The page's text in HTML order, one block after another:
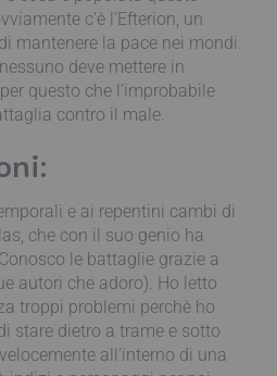
c’è l’Efterion, un
mantenere la pace nei mondi.
deve mettere in
questo che l’improbabile
contro il male.
e ai repentini cambi di
che con il suo genio ha
le battaglie grazie a
autori che adoro). Ho letto
troppi problemi perchè ho
stare dietro a trame e sotto
all’interno di una